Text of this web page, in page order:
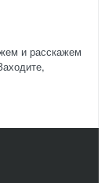
и расскажем